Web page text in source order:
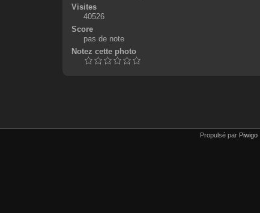
Visites
40526
Score
pas de note
Notez cette photo
Propulsé par Piwigo